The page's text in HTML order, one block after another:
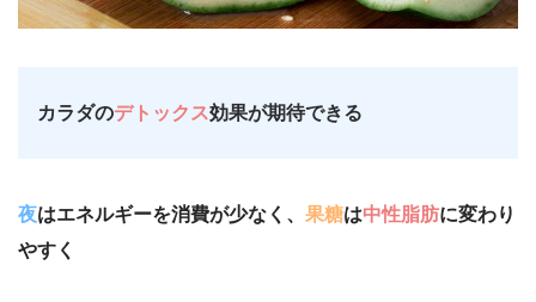
カラダのデトックス効果が期待できる
夜はエネルギーを消費が少なく、 果糖は中性脂肪に変わり
やすく